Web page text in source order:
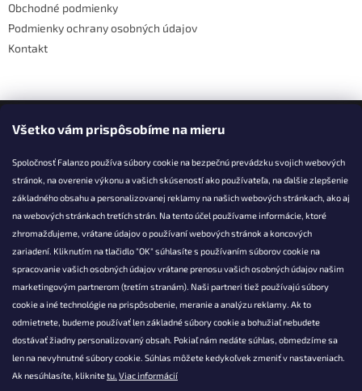
Všetko vám prispôsobíme na mieru
Spoločnosť Falanzo používa súbory cookie na bezpečnú prevádzku svojich webových
stránok, na overenie výkonu a vašich skúseností ako používateľa, na ďalšie zlepšenie
základného obsahu a personalizovanej reklamy na našich webových stránkach, ako aj
na webových stránkach tretích strán. Na tento účel používame informácie, ktoré
zhromažďujeme, vrátane údajov o používaní webových stránok a koncových
zariadení. Kliknutím na tlačidlo "OK" súhlasíte s používaním súborov cookie na
spracovanie vašich osobných údajov vrátane prenosu vašich osobných údajov našim
marketingovým partnerom (tretím stranám). Naši partneri tiež používajú súbory
cookie a iné technológie na prispôsobenie, meranie a analýzu reklamy. Ak to
odmietnete, budeme používať len základné súbory cookie a bohužiaľ nebudete
dostávať žiadny personalizovaný obsah. Pokiaľ nám nedáte súhlas, obmedzíme sa
len na nevyhnutné súbory cookie. Súhlas môžete kedykoľvek zmeniť v nastaveniach.
Ak nesúhlasíte, kliknitetu. Viac informácií
Obchodné podmienky
Podmienky ochrany osobných údajov
Kontakt
Facebook
KONTAKT
info@falanzo.sk
Falanzo.sk
FalanzoSK